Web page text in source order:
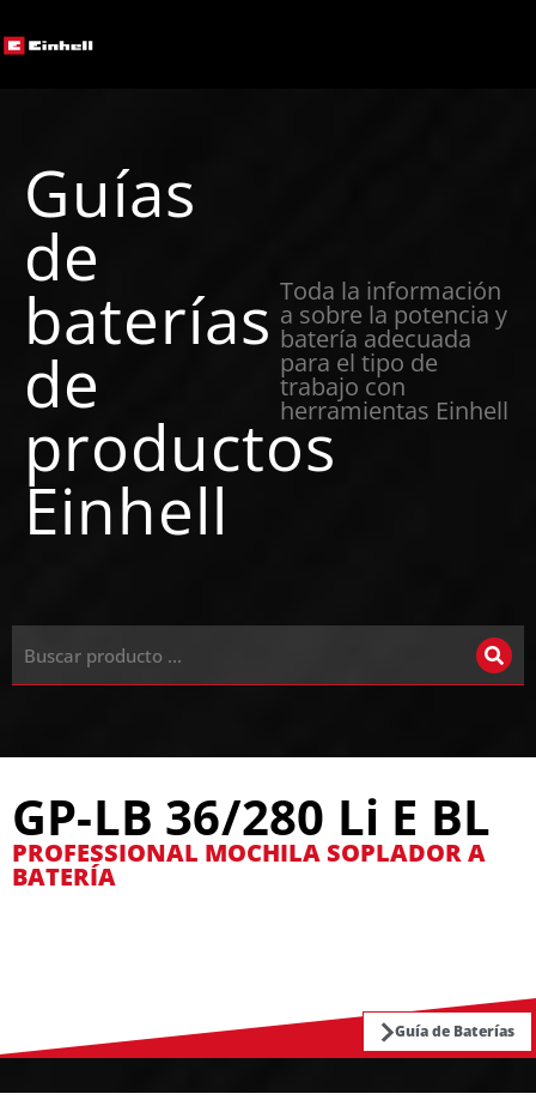
Guías
de
baterías
de
productos
Einhell
Toda la información
a sobre la potencia y
batería adecuada
para el tipo de
trabajo con
herramientas Einhell
GP-LB 36/280 Li E BL
PROFESSIONAL MOCHILA SOPLADOR A
BATERÍA
Guía de Baterías